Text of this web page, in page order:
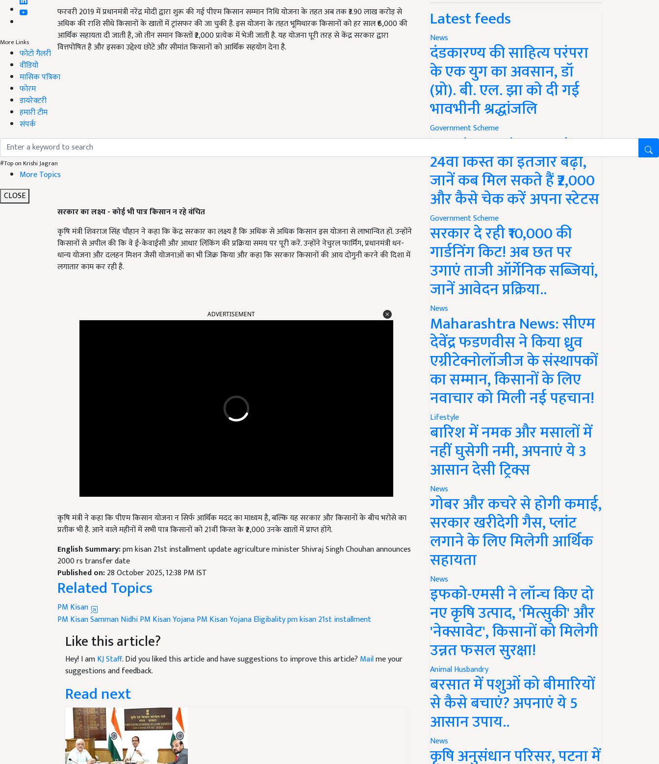
More Links
फोटो गैलरी
वीडियो
मासिक पत्रिका
फोरम
डायरेक्टरी
हमारी टीम
संपर्क
#Top on Krishi Jagran
More Topics
CLOSE
फरवरी 2019 में प्रधानमंत्री नरेंद्र मोदी द्वारा शुरू की गई पीएम किसान सम्मान निधि योजना के तहत अब तक ₹3.90 लाख करोड़ से
अधिक की राशि सीधे किसानों के खातों में ट्रांसफर की जा चुकी है. इस योजना के तहत भूमिधारक किसानों को हर साल ₹6,000 की
आर्थिक सहायता दी जाती है, जो तीन समान किस्तों ₹2,000 प्रत्येक में भेजी जाती है. यह योजना पूरी तरह से केंद्र सरकार द्वारा
वित्तपोषित है और इसका उद्देश्य छोटे और सीमांत किसानों को आर्थिक सहयोग देना है.
सरकार का लक्ष्य - कोई भी पात्र किसान न रहे वंचित
कृषि मंत्री शिवराज सिंह चौहान ने कहा कि केंद्र सरकार का लक्ष्य है कि अधिक से अधिक किसान इस योजना से लाभान्वित हों. उन्होंने
किसानों से अपील की कि वे ई-केवाईसी और आधार लिंकिंग की प्रक्रिया समय पर पूरी करें. उन्होंने नेचुरल फार्मिंग, प्रधानमंत्री धन-
धान्य योजना और दलहन मिशन जैसी योजनाओं का भी जिक्र किया और कहा कि सरकार किसानों की आय दोगुनी करने की दिशा में
लगातार काम कर रही है.
प्रतीक भी है. आने वाले महीनों में सभी पात्र किसानों को 21वीं किस्त के ₹2,000 उनके खातों में प्राप्त होंगे.
pm kisan 21st installment update agriculture minister Shivraj Singh Chouhan announces
2000 rs transfer date
Published on:28 October 2025, 12:38 PM IST
Related Topics
PM Kisan
PM Kisan Samman Nidhi
Like this article?
Hey! I amKJ Staff. Did you liked this article and have suggestions to improve this article?
suggestions and feedback.
Read next
Latest feeds
News
दंडकारण्य की साहित्य परंपरा
के एक युग का अवसान, डॉ
(प्रो). बी. एल. झा को दी गई
भावभीनी श्रद्धांजलि
Government Scheme
PM Kisan Yojana Update:
24वीं किस्त का इंतजार बढ़ा,
जानें कब मिल सकते हैं ₹2,000
और कैसे चेक करें अपना स्टेटस
Government Scheme
सरकार दे रही ₹10,000 की
गार्डनिंग किट! अब छत पर
उगाएं ताजी ऑर्गेनिक सब्जियां,
जानें आवेदन प्रक्रिया..
News
Maharashtra News: सीएम
देवेंद्र फडणवीस ने किया ध्रुव
एग्रीटेक्नोलॉजीज के संस्थापकों
का सम्मान, किसानों के लिए
नवाचार को मिली नई पहचान!
Lifestyle
बारिश में नमक और मसालों में
नहीं घुसेगी नमी, अपनाएं ये 3
आसान देसी ट्रिक्स
News
गोबर और कचरे से होगी कमाई,
सरकार खरीदेगी गैस, प्लांट
लगाने के लिए मिलेगी आर्थिक
सहायता
News
इफको-एमसी ने लॉन्च किए दो
नए कृषि उत्पाद, 'मित्सुकी' और
'नेक्सावेट', किसानों को मिलेगी
उन्नत फसल सुरक्षा!
Animal Husbandry
बरसात में पशुओं को बीमारियों
से कैसे बचाएं? अपनाएं ये 5
आसान उपाय..
News
कृषि अनुसंधान परिसर, पटना में